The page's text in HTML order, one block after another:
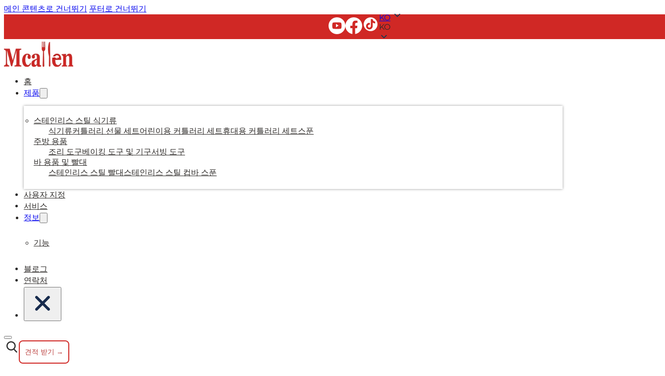
메인 콘텐츠로 건너뛰기 푸터로 건너뛰기
KO
KO
홈
제품
스테인리스 스틸 식기류
식기류커틀러리 선물 세트어린이용 커틀러리 세트휴대용 커틀러리 세트스푼
주방 용품
조리 도구베이킹 도구 및 기구서빙 도구
바 용품 및 빨대
스테인리스 스틸 빨대 스테인리스 스틸 컵바 스푼
사용자 지정
서비스
정보
기능
블로그
연락처
견적 받기 →